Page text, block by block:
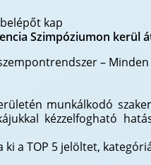
kap
Szimpóziumon kerül
–
munkálkodó
kézzelfogható
a TOP 5 jelöltet,